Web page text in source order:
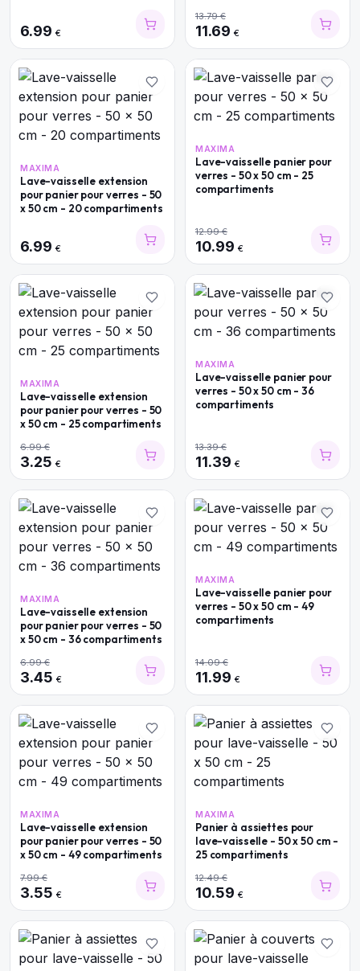
6.99 €
13.79€
11.69 €
MAXIMA
Lave-vaisselle extension
pour panier pour verres - 50
x 50 cm - 20 compartiments
6.99 €
MAXIMA
Lave-vaisselle panier pour
verres - 50 x 50 cm - 25
compartiments
12.99€
10.99 €
MAXIMA
Lave-vaisselle extension
pour panier pour verres - 50
x 50 cm - 25 compartiments
6.99€
3.25 €
MAXIMA
Lave-vaisselle panier pour
verres - 50 x 50 cm - 36
compartiments
13.39€
11.39 €
MAXIMA
Lave-vaisselle extension
pour panier pour verres - 50
x 50 cm - 36 compartiments
6.99€
3.45 €
MAXIMA
Lave-vaisselle panier pour
verres - 50 x 50 cm - 49
compartiments
14.09€
11.99 €
MAXIMA
Lave-vaisselle extension
pour panier pour verres - 50
x 50 cm - 49 compartiments
7.99€
3.55 €
MAXIMA
Panier à assiettes pour
lave-vaisselle - 50 x 50 cm -
25 compartiments
12.49€
10.59 €